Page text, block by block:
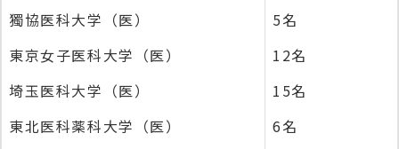
獨協医科大学（医）
5名
東京女子医科大学（医）
12名
埼玉医科大学（医）
15名
東北医科薬科大学（医）
6名